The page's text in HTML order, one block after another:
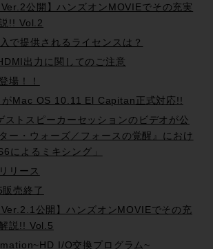
公開】ハンズオンMOVIEでその充実
!! Vol.2
で提供されるライセンスは？
出力に関してのご注意
場！！
Mac OS 10.11 El Capitan正式対応!!
ストスピーカーセッションのビデオが公
ー・ウォーズ／フォースの覚醒』におけ
によるミキシング」
リース
売終了
Ver.2.1公開】ハンズオンMOVIEでその充
説!! Vol.5
I/O交換プログラム~